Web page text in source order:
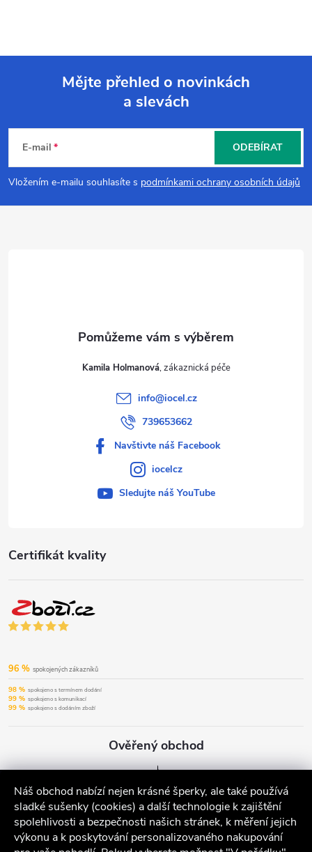
Náš obchod nabízí nejen krásné šperky, ale také používá
sladké sušenky (cookies) a další technologie k zajištění
spolehlivosti a bezpečnosti našich stránek, k měření jejich
výkonu a k poskytování personalizovaného nakupování
p
Mějte přehled o novinkách
a slevách
E-mail
Vložením e-mailu souhlasíte s podmínkami ochrany osobních údajů
ODEBÍRAT
Certifikát kvality
96 % spokojených zákazníků
98 % spokojeno s termínem dodání
99 % spokojeno s komunikací
99 % spokojeno s dodáním zboží
Ověřený obchod
Kamila Holmanová
info@iocel.cz
739653662
Navštivte náš Facebook
iocelcz
Sledujte náš YouTube